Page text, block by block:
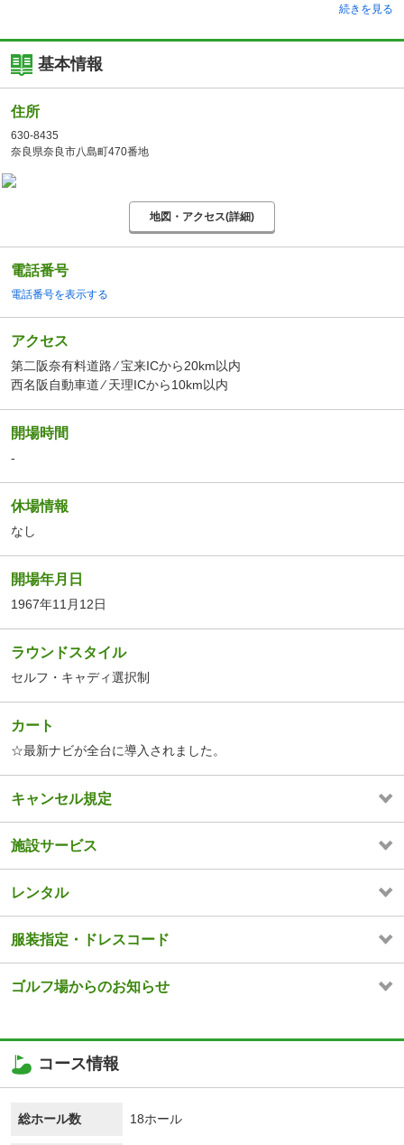
続きを見る
基本情報
住所
630-8435
奈良県奈良市八島町470番地
地図・アクセス(詳細)
電話番号
電話番号を表示する
アクセス
第二阪奈有料道路 ⁄ 宝来ICから20km以内
西名阪自動車道 ⁄ 天理ICから10km以内
開場時間
-
休場情報
なし
開場年月日
1967年11月12日
ラウンドスタイル
セルフ・キャディ選択制
カート
☆最新ナビが全台に導入されました。
キャンセル規定
施設サービス
レンタル
服装指定・ドレスコード
ゴルフ場からのお知らせ
コース情報
総ホール数 18ホール